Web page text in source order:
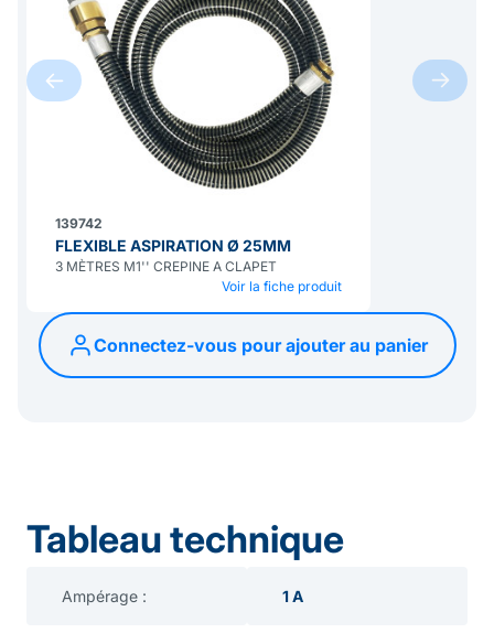
139742
FLEXIBLE ASPIRATION Ø 25MM
3 MÈTRES M1'' CREPINE A CLAPET
Voir la fiche produit
Connectez-vous pour ajouter au panier
Tableau technique
Ampérage : 1 A